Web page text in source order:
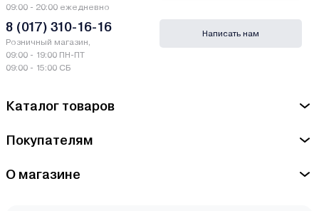
Каталог товаров
Покупателям
О магазине
09:00 - 20:00 ежедневно
8 (017) 310-16-16
Розничный магазин,
09:00 - 19:00 ПН-ПТ
09:00 - 15:00 СБ
Написать нам